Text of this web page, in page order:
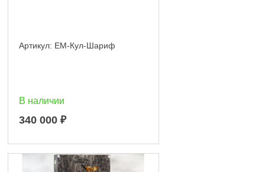
Артикул: EM-Кул-Шариф
В наличии
340 000 ₽